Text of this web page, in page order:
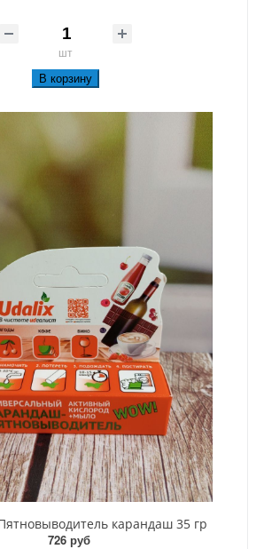
шт
В корзину
карандаш 35 гр
726 руб